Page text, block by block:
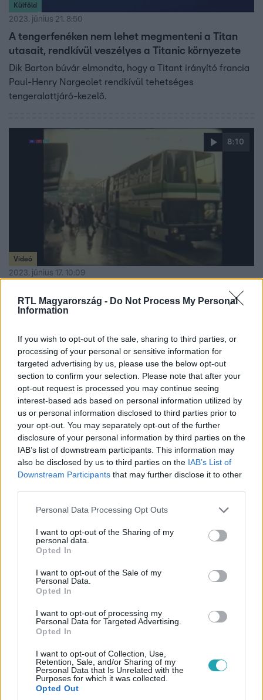
RTL Magyarország - Do Not Process My Personal
Information
If you wish to opt-out of the sale, sharing to third parties, or
processing of your personal or sensitive information for
targeted advertising by us, please use the below opt-out
section to confirm your selection. Please note that after your
opt-out request is processed you may continue seeing
interest-based ads based on personal information utilized by
us or personal information disclosed to third parties prior to
your opt-out. You may separately opt-out of the further
disclosure of your personal information by third parties on the
IAB’s list of downstream participants. This information may
also be disclosed by us to third parties on the IAB’s List of
Downstream Participants that may further disclose it to other
Please note that this website/app uses one or more Google
not limited to your visit or usage behaviour. You may click to
grant or deny consent to Google and its third-party tags to
use your data for below specified purposes in below Google
consent section.
Personal Data Processing Opt Outs
I want to opt-out of the Sharing of my
personal data.
Opted In
I want to opt-out of the Sale of my
Personal Data.
Opted In
I want to opt-out of processing my
Personal Data for Targeted Advertising.
Opted In
I want to opt-out of Collection, Use,
Retention, Sale, and/or Sharing of my
Personal Data that Is Unrelated with the
Purposes for which it was collected.
Opted Out
Külföld
2023. június 21. 8:50
A tengerfenéken nem lehet megmenteni a Titan
utasait, rendkívül veszélyes a Titanic környezete
Dik Barton búvár elmondta, hogy a Titant irányító francia
Paul-Henry Nargeolet rendkívül tehetséges
tengeralattjáró-kezelő.
8:10
Videó
2023. június 17. 10:09
Az Ikarus legizgalmasabb járműve és a magyar
szuperbusz, aminek csodájára jártak a külföldi
Őrsi Ferenc, az Ikarus hőskorának formatervezője beszélt
az Ikarus 200-as sikerszériájáról és a divatteremtő 300-
as sorozatról. Hogyan lett a rajzolni szerető sárbogárdi
kisfiúból nemzetközileg is keresett buszformatervező,
milyen volt a magyar vállalat 386-os luxusbusza, és miért
nem lett tömegcikk az Ikarus fantasztikus külsejű
emeletes csuklós buszából, a PALT-ból?
9:17
2023. június 14. 17:33
Ma Magyarország egyik legtapasztaltabb búvára,
ceglédi téglagyár melletti gödörben látott
Őrsi Ferenc nemcsak az egyik legtapasztaltabb búvár
Magyarországon, hanem olyan helyeken merül, ahonnan
mások inkább menekülnek. Kifejezetten azokat a
tengereket keresi, ahol sokfajta cápa él. Őrsi Ferenc még
gyerek volt, amikor a mozikba került Cousteau kapitány